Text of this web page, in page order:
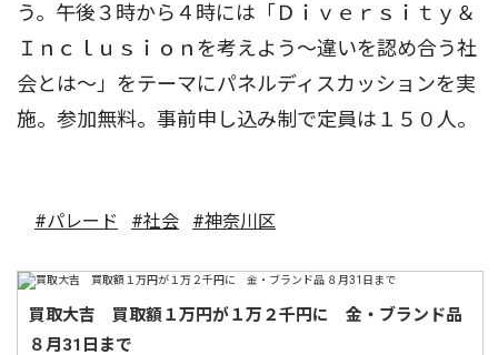
う。午後３時から４時には「Ｄｉｖｅｒｓｉｔｙ＆
Ｉｎｃｌｕｓｉｏｎを考えよう〜違いを認め合う社
会とは〜」をテーマにパネルディスカッションを実
施。参加無料。事前申し込み制で定員は１５０人。
#パレード #社会 #神奈川区
買取大吉 買取額１万円が１万２千円に 金・ブランド品
８月31日まで